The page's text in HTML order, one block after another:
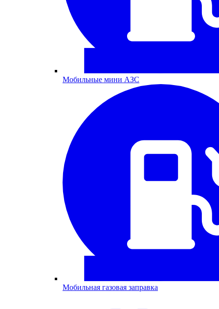
Мобильные мини АЗС
Мобильная газовая заправка